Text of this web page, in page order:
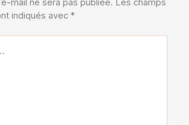
mail ne sera pas publiée. Les champs
indiqués avec*